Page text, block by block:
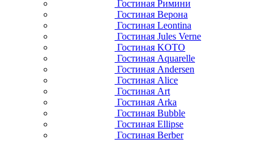
Гостиная Римини
Гостиная Верона
Гостиная Leontina
Гостиная Jules Verne
Гостиная KOTO
Гостиная Aquarelle
Гостиная Andersen
Гостиная Alice
Гостиная Art
Гостиная Arka
Гостиная Bubble
Гостиная Ellipse
Гостиная Berber